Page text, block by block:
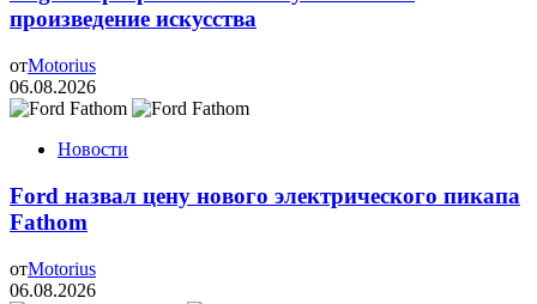
произведение искусства
отMotorius
06.08.2026
Новости
Ford назвал цену нового электрического пикапа
Fathom
отMotorius
06.08.2026